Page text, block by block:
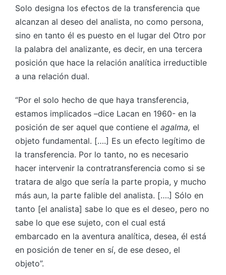
Solo designa los efectos de la transferencia que
alcanzan al deseo del analista, no como persona,
sino en tanto él es puesto en el lugar del Otro por
la palabra del analizante, es decir, en una tercera
posición que hace la relación analítica irreductible
a una relación dual.
“Por el solo hecho de que haya transferencia,
estamos implicados –dice Lacan en 1960- en la
posición de ser aquel que contiene el agalma, el
objeto fundamental. [….] Es un efecto legítimo de
la transferencia. Por lo tanto, no es necesario
hacer intervenir la contratransferencia como si se
tratara de algo que sería la parte propia, y mucho
más aun, la parte falible del analista. [….] Sólo en
tanto [el analista] sabe lo que es el deseo, pero no
sabe lo que ese sujeto, con el cual está
embarcado en la aventura analítica, desea, él está
en posición de tener en sí, de ese deseo, el
objeto”.